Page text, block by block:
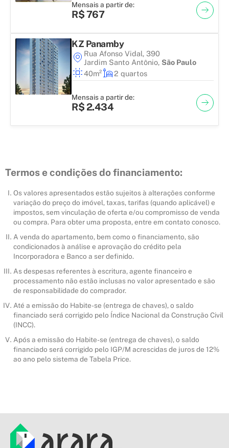
Mensais a partir de:
R$ 767
KZ Panamby
Rua Afonso Vidal, 390
Jardim Santo Antônio, São Paulo
40m²
2 quartos
Mensais a partir de:
R$ 2.434
Termos e condições do financiamento:
Os valores apresentados estão sujeitos à alterações conforme
variação do preço do imóvel, taxas, tarifas (quando aplicável) e
impostos, sem vinculação de oferta e/ou compromisso de venda
ou compra. Para obter uma proposta, entre em contato conosco.
A venda do apartamento, bem como o financiamento, são
condicionados à análise e aprovação do crédito pela
Incorporadora e Banco a ser definido.
As despesas referentes à escritura, agente financeiro e
processamento não estão inclusas no valor apresentado e são
de responsabilidade do comprador.
Até a emissão do Habite-se (entrega de chaves), o saldo
financiado será corrigido pelo Índice Nacional da Construção Civil
(INCC).
Após a emissão do Habite-se (entrega de chaves), o saldo
financiado será corrigido pelo IGP/M acrescidas de juros de 12%
ao ano pelo sistema de Tabela Price.